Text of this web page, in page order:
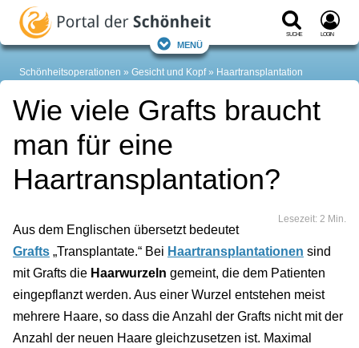
Suche Login
Menü
Schönheitsoperationen Gesicht und Kopf Haartransplantation
Wie viele Grafts braucht
man für eine
Haartransplantation?
Lesezeit: 2 Min.
Aus dem Englischen übersetzt bedeutet
Grafts „Transplantate.“ Bei Haartransplantationen sind
mit Grafts die Haarwurzeln gemeint, die dem Patienten
eingepflanzt werden. Aus einer Wurzel entstehen meist
mehrere Haare, so dass die Anzahl der Grafts nicht mit der
Anzahl der neuen Haare gleichzusetzen ist. Maximal